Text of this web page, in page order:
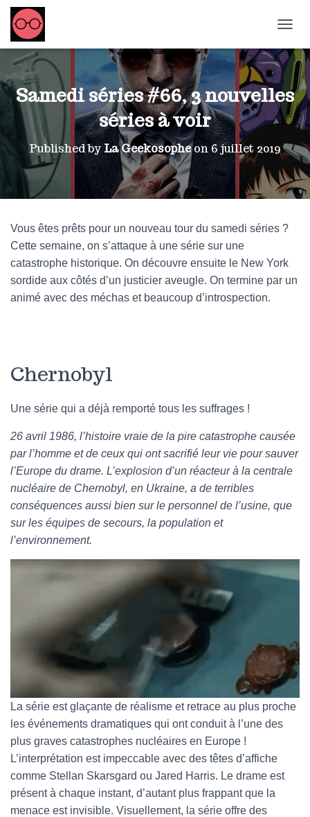
Samedi séries #66, 3 nouvelles
séries à voir
Published byLa Geekosopheon 6 juillet 2019
Vous êtes prêts pour un nouveau tour du samedi séries ?
Cette semaine, on s’attaque à une série sur une
catastrophe historique. On découvre ensuite le New York
sordide aux côtés d’un justicier aveugle. On termine par un
animé avec des méchas et beaucoup d’introspection.
Chernobyl
Une série qui a déjà remporté tous les suffrages !
26 avril 1986, l’histoire vraie de la pire catastrophe causée
par l’homme et de ceux qui ont sacrifié leur vie pour sauver
l’Europe du drame. L’explosion d’un réacteur à la centrale
nucléaire de Chernobyl, en Ukraine, a de terribles
conséquences aussi bien sur le personnel de l’usine, que
sur les équipes de secours, la population et
l’environnement.
La série est glaçante de réalisme et retrace au plus proche
les événements dramatiques qui ont conduit à l’une des
plus graves catastrophes nucléaires en Europe !
L’interprétation est impeccable avec des têtes d’affiche
comme Stellan Skarsgard ou Jared Harris. Le drame est
présent à chaque instant, d’autant plus frappant que la
menace est invisible. Visuellement, la série offre des